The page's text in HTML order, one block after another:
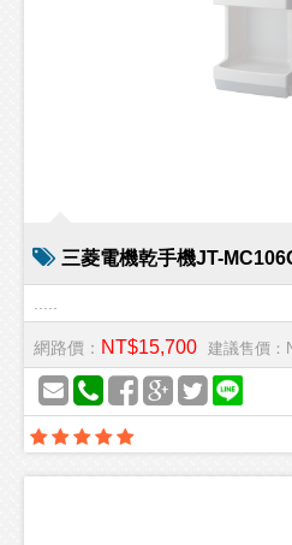
三菱電機乾手機JT-
網路價： NT$15,700 建議售價：